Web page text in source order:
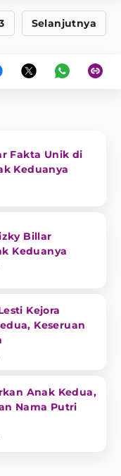
Selanjutnya
Fakta Unik di
Keduanya
Billar
Keduanya
Kejora
Keseruan
Anak Kedua,
Nama Putri